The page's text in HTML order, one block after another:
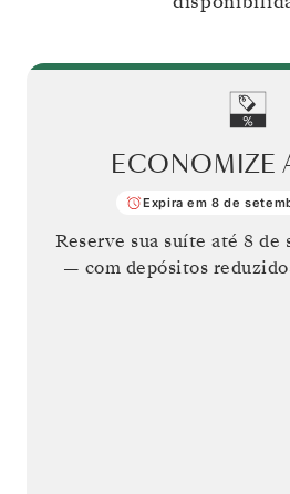
ECONOMIZE
Expira em 8 de
Reserve sua suíte até8 de
— com depósitos